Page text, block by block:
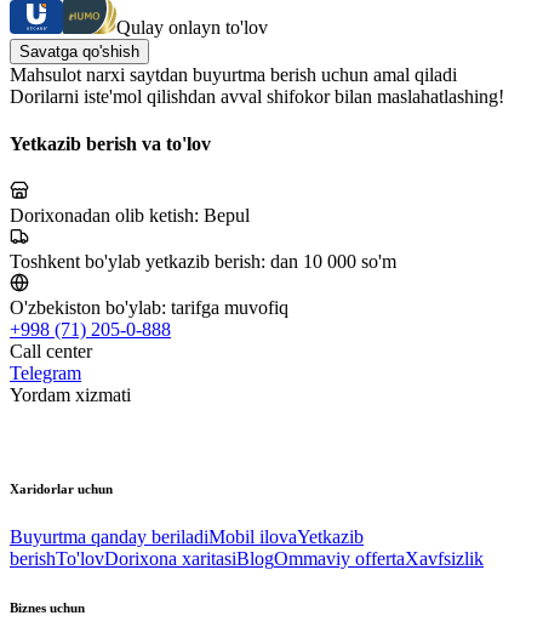
Qulay onlayn to'lov
Savatga qo'shish
Mahsulot narxi saytdan buyurtma berish uchun amal qiladi
Dorilarni iste'mol qilishdan avval shifokor bilan maslahatlashing!
Yetkazib berish va to'lov
Dorixonadan olib ketish: Bepul
Toshkent bo'ylab yetkazib berish: dan 10 000 so'm
O'zbekiston bo'ylab: tarifga muvofiq
+998 (71) 205-0-888
Call center
Telegram
Yordam xizmati
Xaridorlar uchun
Buyurtma qanday beriladiMobil ilovaYetkazib
berishTo'lovDorixona xaritasiBlogOmmaviy offertaXavfsizlik
Biznes uchun